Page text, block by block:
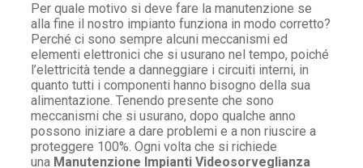
Per quale motivo si deve fare la manutenzione se
alla fine il nostro impianto funziona in modo corretto?
Perché ci sono sempre alcuni meccanismi ed
elementi elettronici che si usurano nel tempo, poiché
l’elettricità tende a danneggiare i circuiti interni, in
quanto tutti i componenti hanno bisogno della sua
alimentazione. Tenendo presente che sono
meccanismi che si usurano, dopo qualche anno
possono iniziare a dare problemi e a non riuscire a
proteggere 100%. Ogni volta che si richiede
una Manutenzione Impianti Videosorveglianza